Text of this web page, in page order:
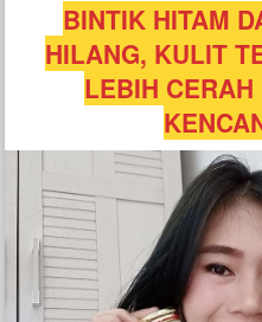
BINTIK HITAM
HILANG, KULIT
LEBIH